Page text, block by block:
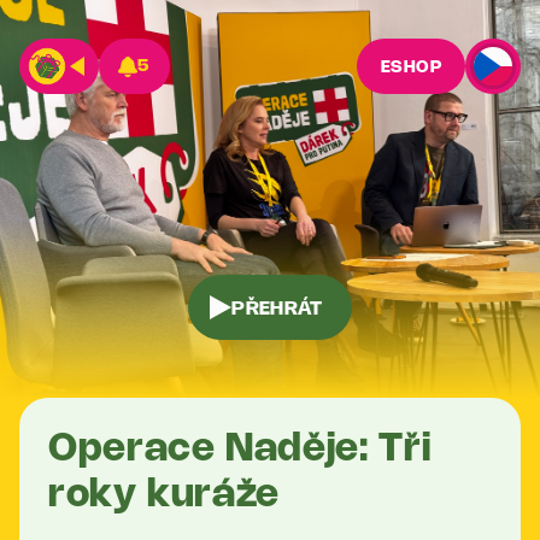
5 ESHOP
PŘEHRÁT
Operace Naděje: Tři
roky kuráže